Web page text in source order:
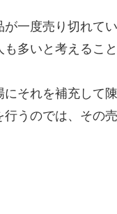
一度売り切れて
多いと考えること
それを補充して
うのでは、その